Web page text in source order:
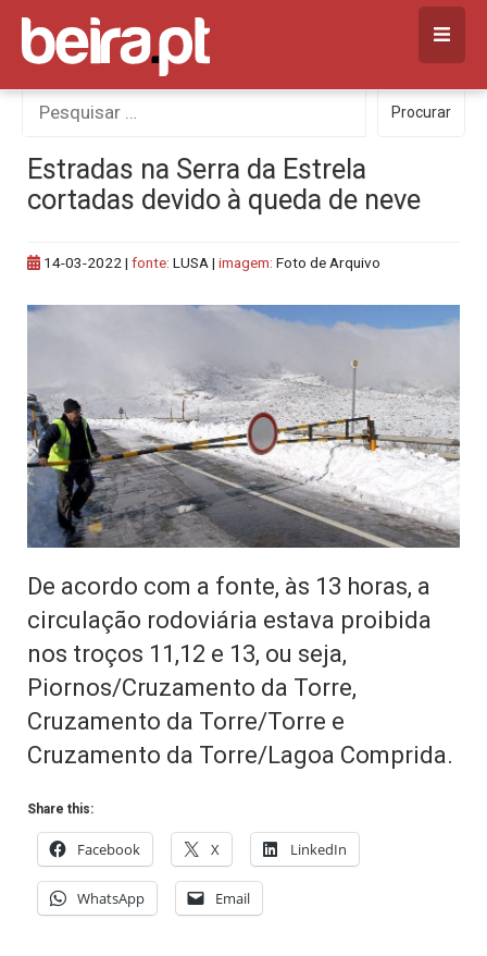
Skip
content
Procurar
por:
Procurar
Estradas na Serra da Estrela
cortadas devido à queda de neve
14-03-2022 | fonte: LUSA | imagem: Foto de Arquivo
De acordo com a fonte, às 13 horas, a
circulação rodoviária estava proibida
nos troços 11,12 e 13, ou seja,
Piornos/Cruzamento da Torre,
Cruzamento da Torre/Torre e
Cruzamento da Torre/Lagoa Comprida.
Share this:
Facebook X LinkedIn
WhatsApp Email